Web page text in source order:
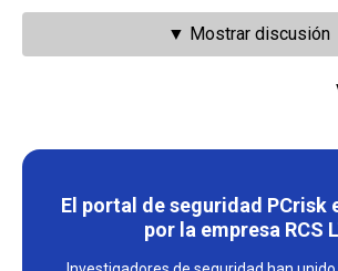
▼ Mostrar discusión
El portal de seguridad PCrisk
por la empresa RCS